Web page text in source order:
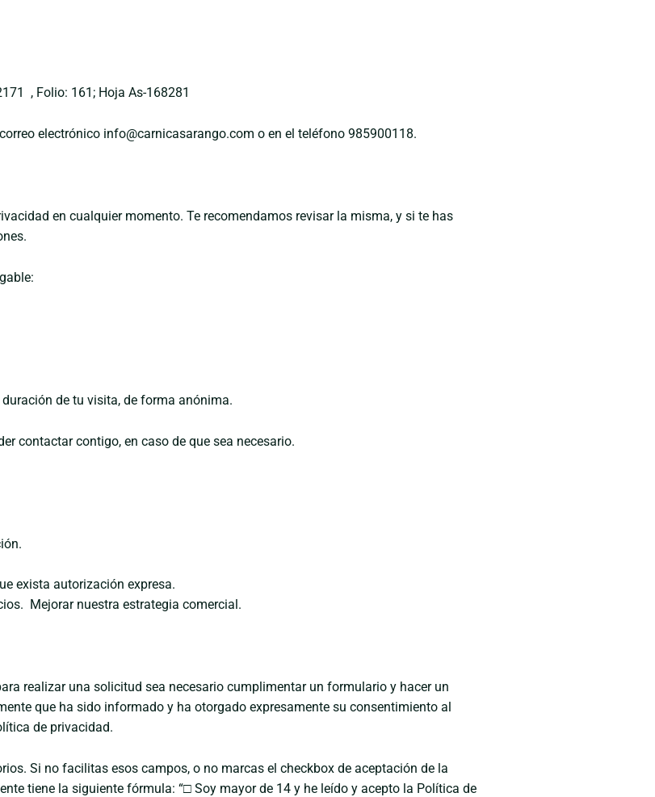
, Folio: 161; Hoja As-168281
electrónico info@carnicasarango.com o en el teléfono 985900118.
en cualquier momento. Te recomendamos revisar la misma, y si te has
de tu visita, de forma anónima.
contactar contigo, en caso de que sea necesario.
exista autorización expresa.
Mejorar nuestra estrategia comercial.
realizar una solicitud sea necesario cumplimentar un formulario y hacer un
que ha sido informado y ha otorgado expresamente su consentimiento al
de privacidad.
Si no facilitas esos campos, o no marcas el checkbox de aceptación de la
tiene la siguiente fórmula: “□ Soy mayor de 14 y he leído y acepto la Política de